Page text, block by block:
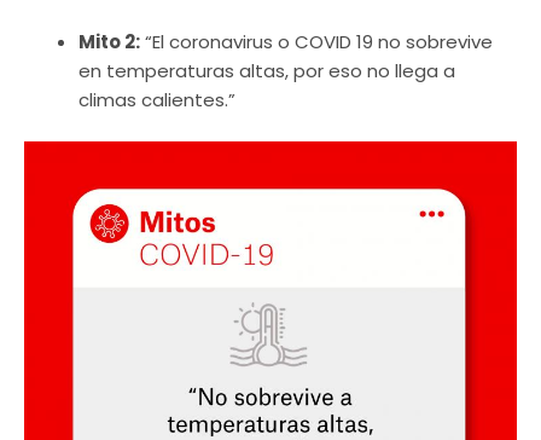
Mito 2:“El coronavirus o COVID 19 no sobrevive
en temperaturas altas, por eso no llega a
climas calientes.”